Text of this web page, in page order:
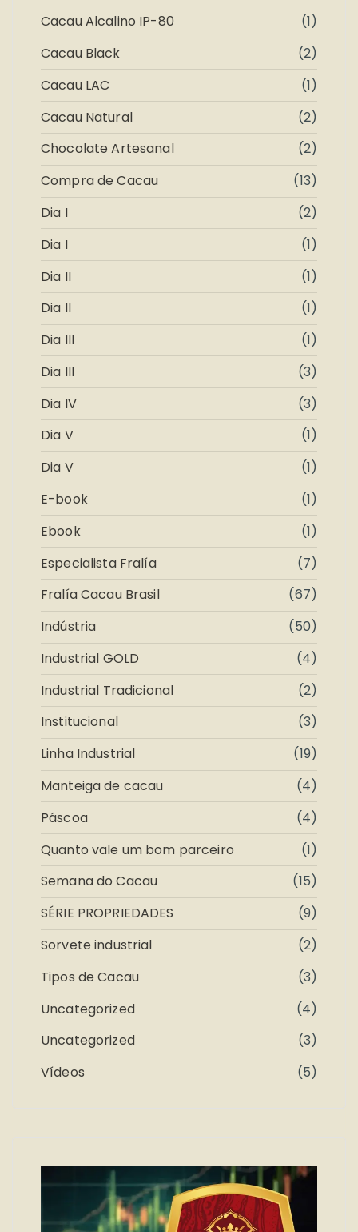
Cacau Alcalino IP-80
(1)
Cacau Black
(2)
Cacau LAC
(1)
Cacau Natural
(2)
Chocolate Artesanal
(2)
Compra de Cacau
(13)
Dia I
(2)
Dia I
(1)
Dia II
(1)
Dia II
(1)
Dia III
(1)
Dia III
(3)
Dia IV
(3)
Dia V
(1)
Dia V
(1)
E-book
(1)
Ebook
(1)
Especialista Fralía
(7)
Fralía Cacau Brasil
(67)
Indústria
(50)
Industrial GOLD
(4)
Industrial Tradicional
(2)
Institucional
(3)
Linha Industrial
(19)
Manteiga de cacau
(4)
Páscoa
(4)
Quanto vale um bom parceiro
(1)
Semana do Cacau
(15)
SÉRIE PROPRIEDADES
(9)
Sorvete industrial
(2)
Tipos de Cacau
(3)
Uncategorized
(4)
Uncategorized
(3)
Vídeos
(5)